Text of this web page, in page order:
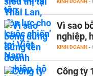
KINH DOANH -
Vì sao
nghiệp,
KINH DOANH -
Công ty